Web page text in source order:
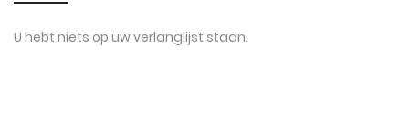
U hebt niets op uw verlanglijst staan.